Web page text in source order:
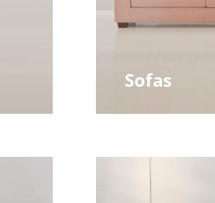
Sofas